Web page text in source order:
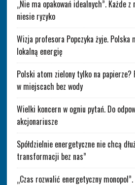
„Nie ma opakowań idealnych”. Każde
niesie ryzyko
Wizja profesora Popczyka żyje. Polska
lokalną energię
Polski atom zielony tylko na
w miejscach bez wody
Wielki koncern w ogniu pytań. Do
akcjonariusze
Spółdzielnie energetyczne nie chcą
transformacji bez nas”
„Czas rozwalić energetyczny